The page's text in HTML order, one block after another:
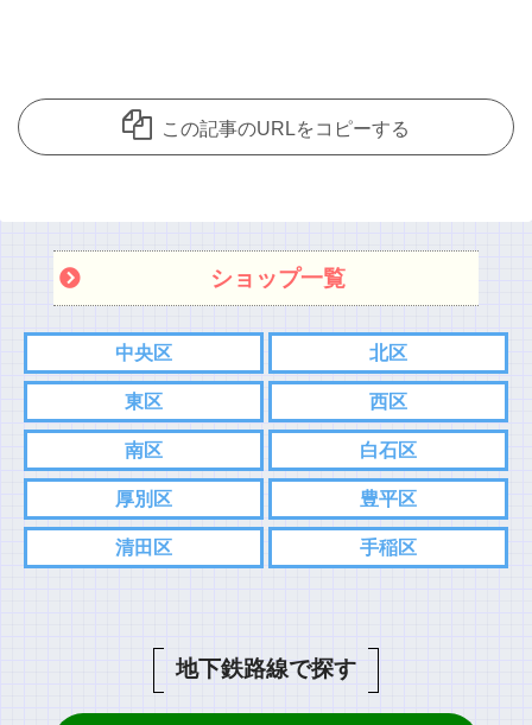
この記事のURLをコピーする
ショップ一覧
中央区 北区
東区 西区
南区 白石区
厚別区 豊平区
清田区 手稲区
地下鉄路線で探す